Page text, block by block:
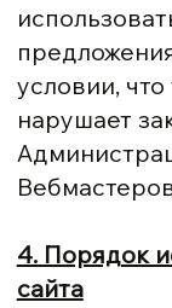
условии,
нарушает
4. Порядок
сайта